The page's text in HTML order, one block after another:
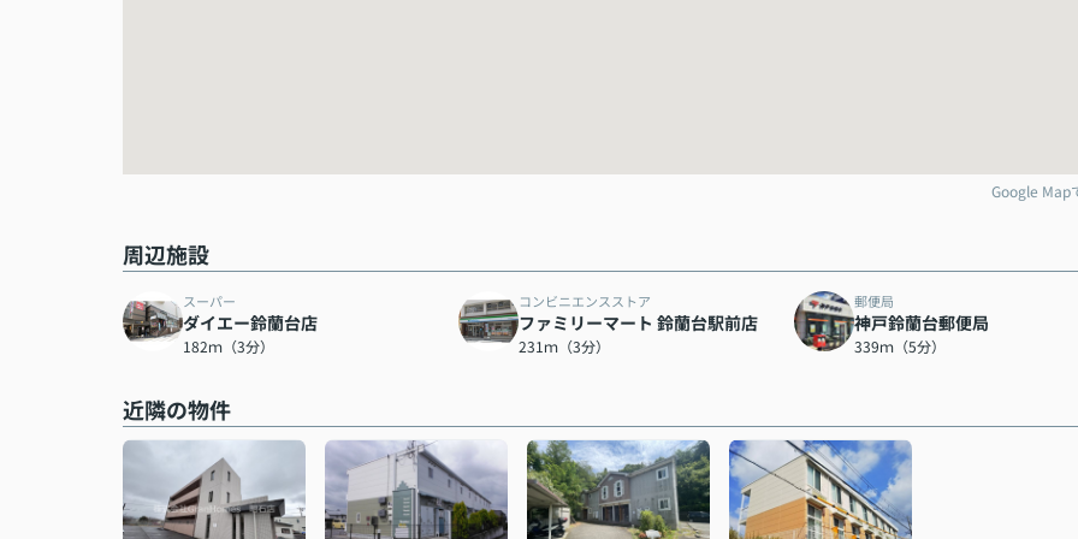
Google Map
周辺施設
スーパー
ダイエー鈴蘭台店
182ｍ（3分）
コンビニエンスストア
ファミリーマート 鈴蘭台駅前店
231ｍ（3分）
郵便局
神戸鈴蘭台郵便局
339ｍ（5分）
近隣の物件